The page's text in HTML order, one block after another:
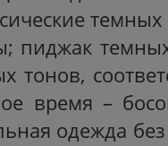
пиджак темных
тонов,
время –
одежда